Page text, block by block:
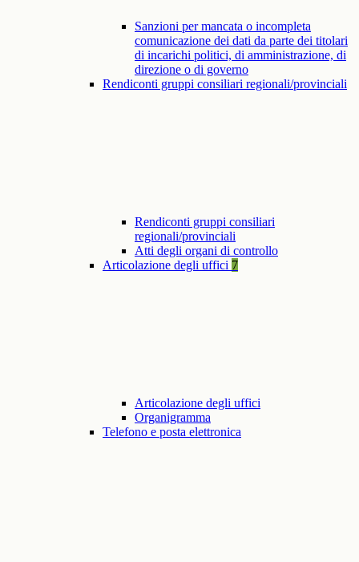
Sanzioni per mancata o incompleta
comunicazione dei dati da parte dei titolari
di incarichi politici, di amministrazione, di
direzione o di governo
Rendiconti gruppi consiliari regionali/provinciali
Rendiconti gruppi consiliari
regionali/provinciali
Atti degli organi di controllo
Articolazione degli uffici 7
Articolazione degli uffici
Organigramma
Telefono e posta elettronica